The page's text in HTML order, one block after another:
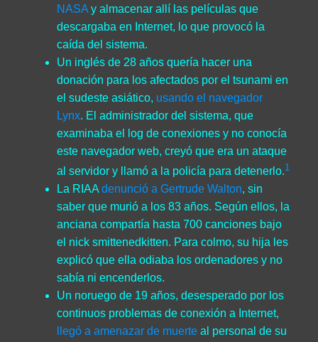
NASA y almacenar allí las películas que
descargaba en Internet, lo que provocó la
caída del sistema.
Un inglés de 28 años quería hacer una
donación para los afectados por el tsunami en
el sudeste asiático, usando el navegador
Lynx. El administrador del sistema, que
examinaba el log de conexiones y no conocía
este navegador web, creyó que era un ataque
al servidor y llamó a la policía para detenerlo.1
La RIAA denunció a Gertrude Walton, sin
saber que murió a los 83 años. Según ellos, la
anciana compartía hasta 700 canciones bajo
el nick smittenedkitten. Para colmo, su hija les
explicó que ella odiaba los ordenadores y no
sabía ni encenderlos.
Un noruego de 19 años, desesperado por los
continuos problemas de conexión a Internet,
llegó a amenazar de muerte al personal de su